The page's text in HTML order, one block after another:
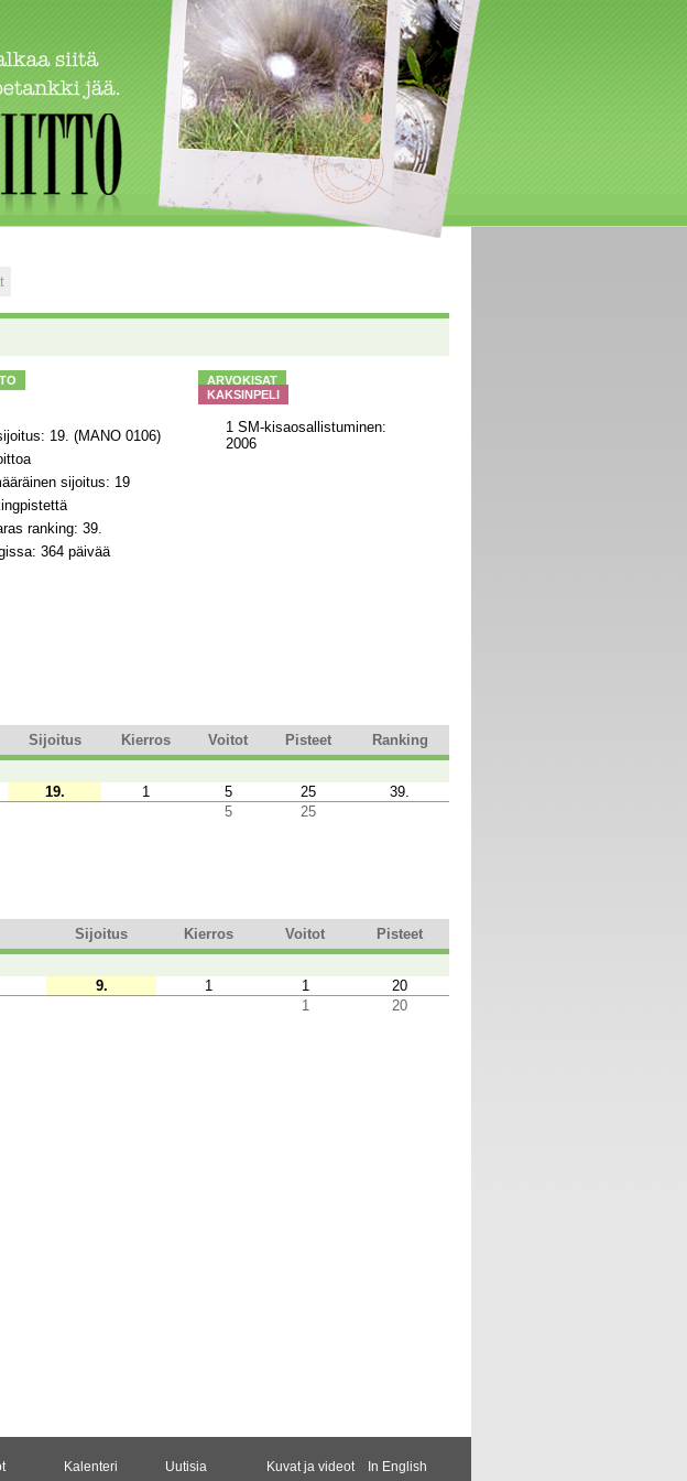
19. (MANO 0106)
sijoitus: 19
ranking: 39.
364 päivää
ARVOKISAT
KAKSINPELI
1 SM-kisaosallistuminen:
2006
Sijoitus Kierros Voitot Pisteet Ranking
19. 1 5 25
39.
5 25
Sijoitus Kierros Voitot Pisteet
9. 1 1
20
1 20
Kalenteri Uutisia Kuvat ja videot In English